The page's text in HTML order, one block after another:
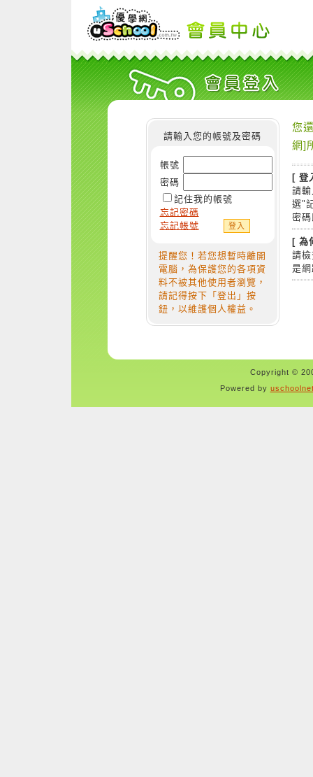
請輸入您的帳號及密碼
帳號
密碼
記住我的帳號
忘記密碼
忘記帳號
提醒您！若您想暫時離開
電腦，為保護您的各項資
料不被其他使用者瀏覽，
請記得按下「登出」按
鈕，以維護個人權益。
您
網]
[ 登
請
選"
密
[ 為
請
是
Copyright ©
Powered by